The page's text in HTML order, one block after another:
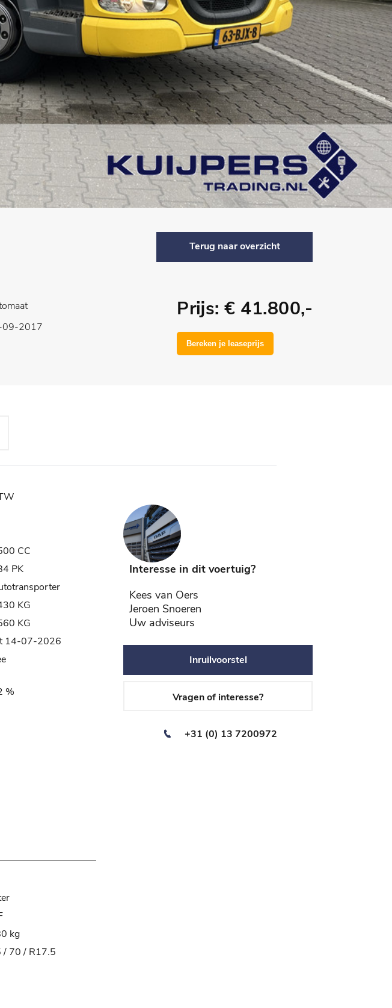
Terug naar overzicht
2017
Prijs: € 41.800,-
CC
PK
KG
KG
14-07-2026
%
kg
/ 70 / R17.5
Interesse in dit voertuig?
Kees van Oers
Jeroen Snoeren
Uw adviseurs
Inruilvoorstel
Vragen of interesse?
+31 (0) 13 7200972